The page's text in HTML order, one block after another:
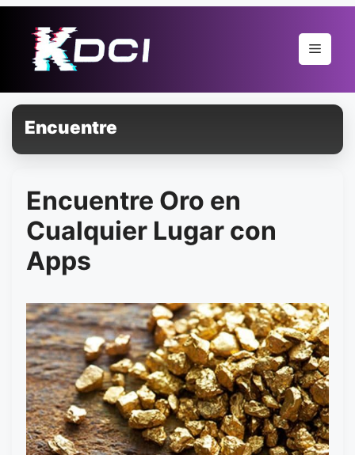
conteúdo
Menu
Encuentre
Encuentre Oro en
Cualquier Lugar con
Apps